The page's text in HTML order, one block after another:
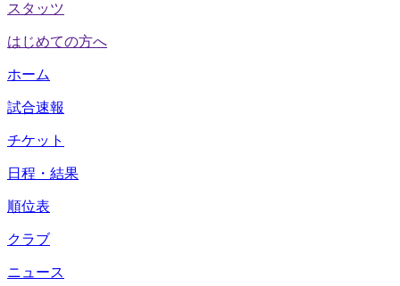
スタッツ
はじめての方へ
ホーム
試合速報
チケット
日程・結果
順位表
クラブ
ニュース